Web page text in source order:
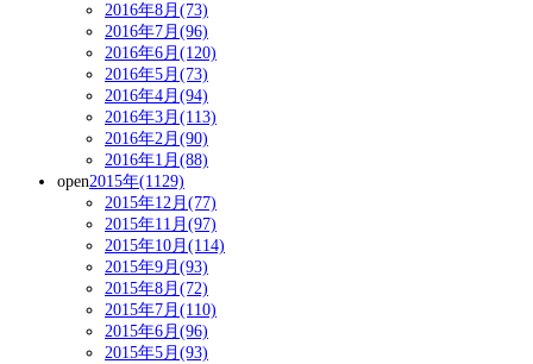
2016年8月(73)
2016年7月(96)
2016年6月(120)
2016年5月(73)
2016年4月(94)
2016年3月(113)
2016年2月(90)
2016年1月(88)
open2015年(1129)
2015年12月(77)
2015年11月(97)
2015年10月(114)
2015年9月(93)
2015年8月(72)
2015年7月(110)
2015年6月(96)
2015年5月(93)